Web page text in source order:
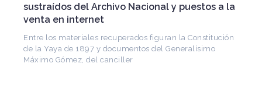
sustraídos del Archivo Nacional y puestos a la
venta en internet
Entre los materiales recuperados figuran la Constitución
de la Yaya de 1897 y documentos del Generalísimo
Máximo Gómez, del canciller